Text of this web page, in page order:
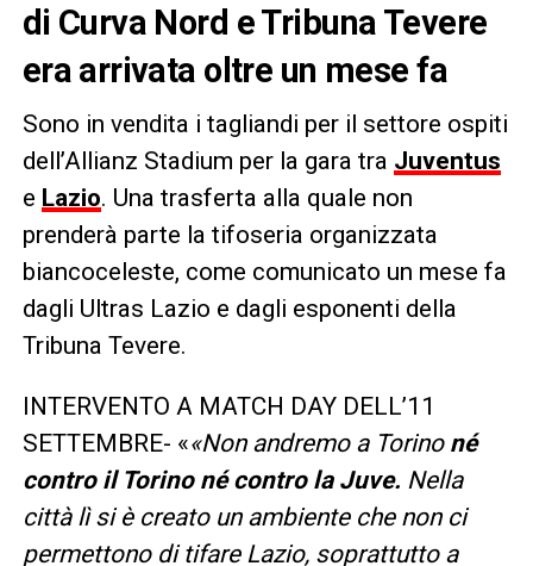
di Curva Nord e Tribuna Tevere
era arrivata oltre un mese fa
Sono in vendita i tagliandi per il settore ospiti
dell’Allianz Stadium per la gara tra Juventus
e Lazio. Una trasferta alla quale non
prenderà parte la tifoseria organizzata
biancoceleste, come comunicato un mese fa
dagli Ultras Lazio e dagli esponenti della
Tribuna Tevere.
INTERVENTO A MATCH DAY DELL’11
SETTEMBRE- ««Non andremo a Torino né
contro il Torino né contro la Juve. Nella
città lì si è creato un ambiente che non ci
permettono di tifare Lazio, soprattutto a